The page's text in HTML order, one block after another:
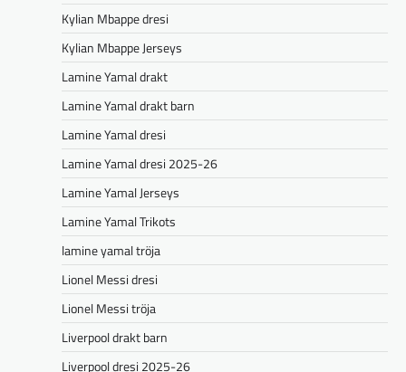
Kylian Mbappe dresi
Kylian Mbappe Jerseys
Lamine Yamal drakt
Lamine Yamal drakt barn
Lamine Yamal dresi
Lamine Yamal dresi 2025-26
Lamine Yamal Jerseys
Lamine Yamal Trikots
lamine yamal tröja
Lionel Messi dresi
Lionel Messi tröja
Liverpool drakt barn
Liverpool dresi 2025-26